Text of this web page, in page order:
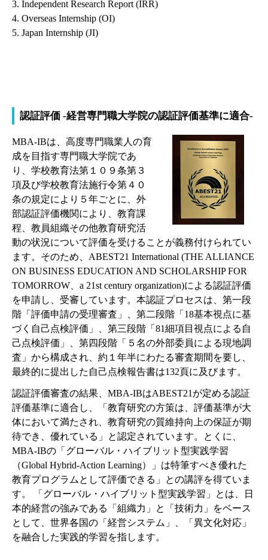
3. Independent Research Report (IRR)
4. Overseas Internship (OI)
5. Japan Internship (JI)
認証評価 -経営専門職大学院の認証評価基準に適合-
MBA-IBは、高度専門職業人の育
成を目指す専門職大学院であ
り、学校教育法第１０９条第３
項及び学校教育法施行令第４０
条の規定により５年ごとに、外
部認証評価機関により、教育課
程、教員組織その他教育研究活
動の状況について評価を受けることが義務付けられてい
ます。そのため、ABEST21 International (THE ALLIANCE
ON BUSINESS EDUCATION AND SCHOLARSHIP FOR
TOMORROW、a 21st century organization)による認証評価
を申請し、受審しています。本認証プロセスは、第一段
階「評価申請の受理審査」、第二段階「18基本視点に基
づく自己点検評価」、第三段階「81細項目視点による自
己点検評価」、第四段階「５名の外部委員による現地調
査」から構成され、約１年半にわたる審査期間を要し、
最終的に提出した自己点検報告書は132頁に及びます。
認証評価審査の結果、MBA-IBはABEST21が定める認証
評価基準に適合し、「教育研究の方策は、評価基準が大
体において満たされ、教育研究の質維持向上の保証が期
待でき、優れている」と認定されています。とくに、
MBA-IBの「グローバル・ハイブリット型実践学習
（Global Hybrid-Action Learning）」は特筆すべき優れた
教育プログラムとして評価できる」との講評を得ていま
す。 「グローバル・ハイブリット型実践学習」とは、日
本的経営の強みである「組織力」と「技術力」をベース
として、世界各国の「経営システム」、「異文化対応」
を融合した実践的学習を指します。